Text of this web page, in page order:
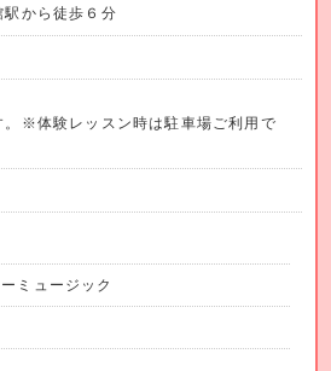
から徒歩６分
。※体験レッスン時は駐車場ご利用で
ミュージック